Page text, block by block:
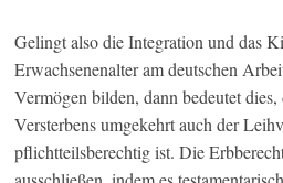
Gelingt also die Integration und das
Erwachsenenalter am deutschen
Vermögen bilden, dann bedeutet dies,
Versterbens umgekehrt auch der
pflichtteilsberechtig ist. Die